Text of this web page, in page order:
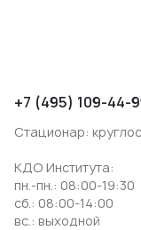
+7 (495) 109-44-
Стационар:
КДО Института:
пн.-пн.: 08:00-19:30
сб.: 08:00-14:00
вс.: выходной